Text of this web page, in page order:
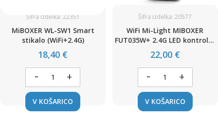
Šifra izdelka: 22351
MiBOXER WL-SW1 Smart
stikalo (WiFi+2.4G)
18,40 €
- +
V KOŠARICO
Šifra izdelka: 20577
WiFi Mi-Light MIBOXER
FUT035W+ 2.4G LED kontroler
2v1 / Enobarvno ali
dvobarvno CCT krmiljenje /
DC12-24V / 12A
22,00 €
- +
V KOŠARICO